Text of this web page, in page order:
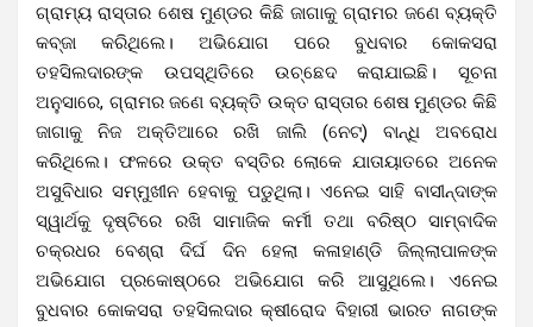
ଗ୍ରାମ୍ୟ ରାସ୍ତାର ଶେଷ ମୁଣ୍ଡର କିଛି ଜାଗାକୁ ଗ୍ରାମର ଜଣେ ବ୍ୟକ୍ତି
କବ୍ଜା କରିଥିଲେ। ଅଭିଯୋଗ ପରେ ବୁଧବାର କୋକସରା
ତହସିଲଦାରଙ୍କ ଉପସ୍ଥିତିରେ ଉଚ୍ଛେଦ କରାଯାଇଛି। ସୂଚନା
ଅନୁସାରେ, ଗ୍ରାମର ଜଣେ ବ୍ୟକ୍ତି ଉକ୍ତ ରାସ୍ତାର ଶେଷ ମୁଣ୍ଡର କିଛି
ଜାଗାକୁ ନିଜ ଅକ୍ତିଆରେ ରଖି ଜାଲି (ନେଟ୍) ବାନ୍ଧି ଅବରୋଧ
କରିଥିଲେ। ଫଳରେ ଉକ୍ତ ବସ୍ତିର ଲୋକେ ଯାତାୟାତରେ ଅନେକ
ଅସୁବିଧାର ସମ୍ମୁଖୀନ ହେବାକୁ ପଡୁଥିଲା। ଏନେଇ ସାହି ବାସୀନ୍ଦାଙ୍କ
ସ୍ୱାର୍ଥକୁ ଦୃଷ୍ଟିରେ ରଖି ସାମାଜିକ କର୍ମୀ ତଥା ବରିଷ୍ଠ ସାମ୍ବାଦିକ
ଚକ୍ରଧର ବେଶ୍ରା ଦିର୍ଘ ଦିନ ହେଲା କଳାହାଣ୍ଡି ଜିଲ୍ଲାପାଳଙ୍କ
ଅଭିଯୋଗ ପ୍ରକୋଷ୍ଠରେ ଅଭିଯୋଗ କରି ଆସୁଥିଲେ। ଏନେଇ
ବୁଧବାର କୋକସରା ତହସିଲଦାର କ୍ଷୀରୋଦ ବିହାରୀ ଭାରତ ନାଗଙ୍କ